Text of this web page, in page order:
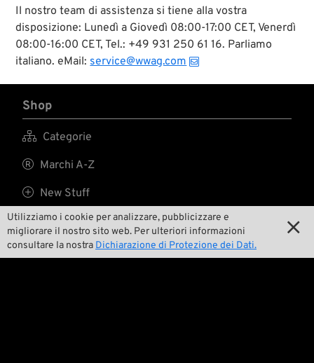
Utilizziamo i cookie per analizzare, pubblicizzare e
migliorare il nostro sito web. Per ulteriori informazioni
consultare la nostra Dichiarazione di Protezione dei Dati.

Il nostro team di assistenza si tiene alla vostra
disposizione: Lunedì a Giovedì 08:00-17:00 CET, Venerdì
08:00-16:00 CET, Tel.: +49 931 250 61 16. Parliamo
italiano. eMail:service@wwag.com
Shop
 Categorie
 Marchi A-Z
 New Stuff
 Prezzi ribassati
 Spese di spedizione